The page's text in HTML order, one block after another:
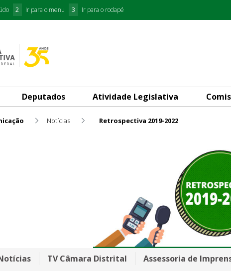
2 Ir para o menu 3 Ir para o rodapé
Deputados Atividade Legislativa
Notícias Retrospectiva 2019-2022
TV Câmara Distrital Assessoria de